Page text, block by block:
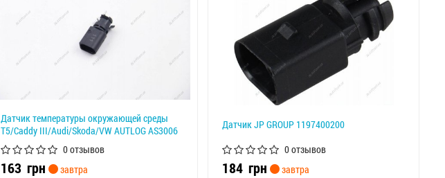
Датчик температуры окружающей среды
T5/Caddy III/Audi/Skoda/VW AUTLOG AS3006
0 отзывов
163грн
завтра
Датчик JP GROUP 1197400200
0 отзывов
184грн
завтра